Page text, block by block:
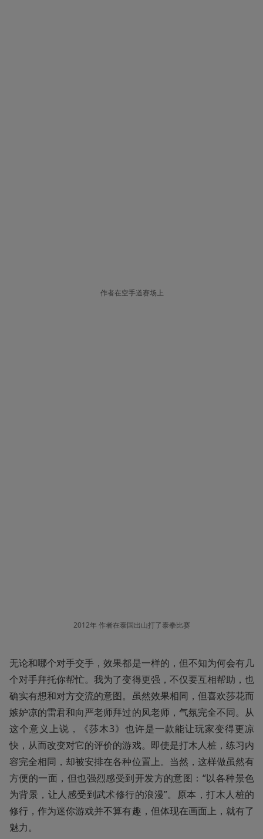
作者在空手道赛场上
2012年 作者在泰国出山打了泰拳比赛
无论和哪个对手交手，效果都是一样的，但不知为何会有几
个对手拜托你帮忙。我为了变得更强，不仅要互相帮助，也
确实有想和对方交流的意图。虽然效果相同，但喜欢莎花而
嫉妒凉的雷君和向严老师拜过的凤老师，气氛完全不同。从
这个意义上说，《莎木3》也许是一款能让玩家变得更凉
快，从而改变对它的评价的游戏。即使是打木人桩，练习内
容完全相同，却被安排在各种位置上。当然，这样做虽然有
方便的一面，但也强烈感受到开发方的意图：“以各种景色
为背景，让人感受到武术修行的浪漫”。原本，打木人桩的
修行，作为迷你游戏并不算有趣，但体现在画面上，就有了
魅力。